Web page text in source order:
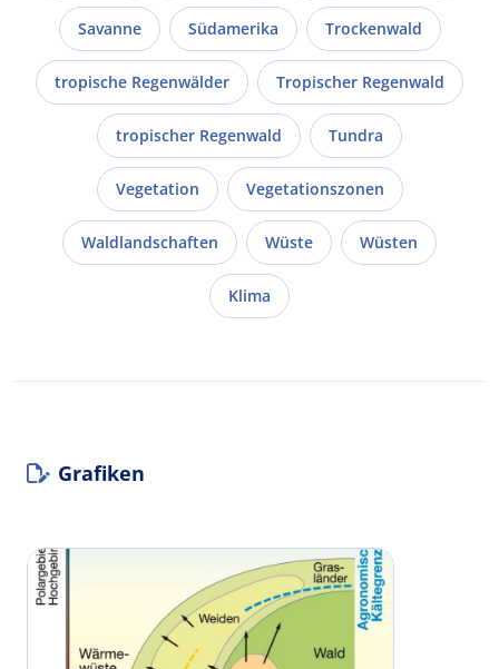
Savanne Südamerika Trockenwald
tropische Regenwälder Tropischer Regenwald
tropischer Regenwald Tundra
Vegetation Vegetationszonen
Waldlandschaften Wüste Wüsten
Klima
Grafiken